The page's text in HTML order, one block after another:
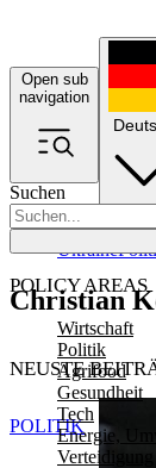
Open sub
navigation
Suchen
POLICY AREAS
Wirtschaft
Politik
Agrifood
Gesundheit
Tech
Energie,
Verteidigung
Ukraine
Christian
NEUSTE
POLITIK